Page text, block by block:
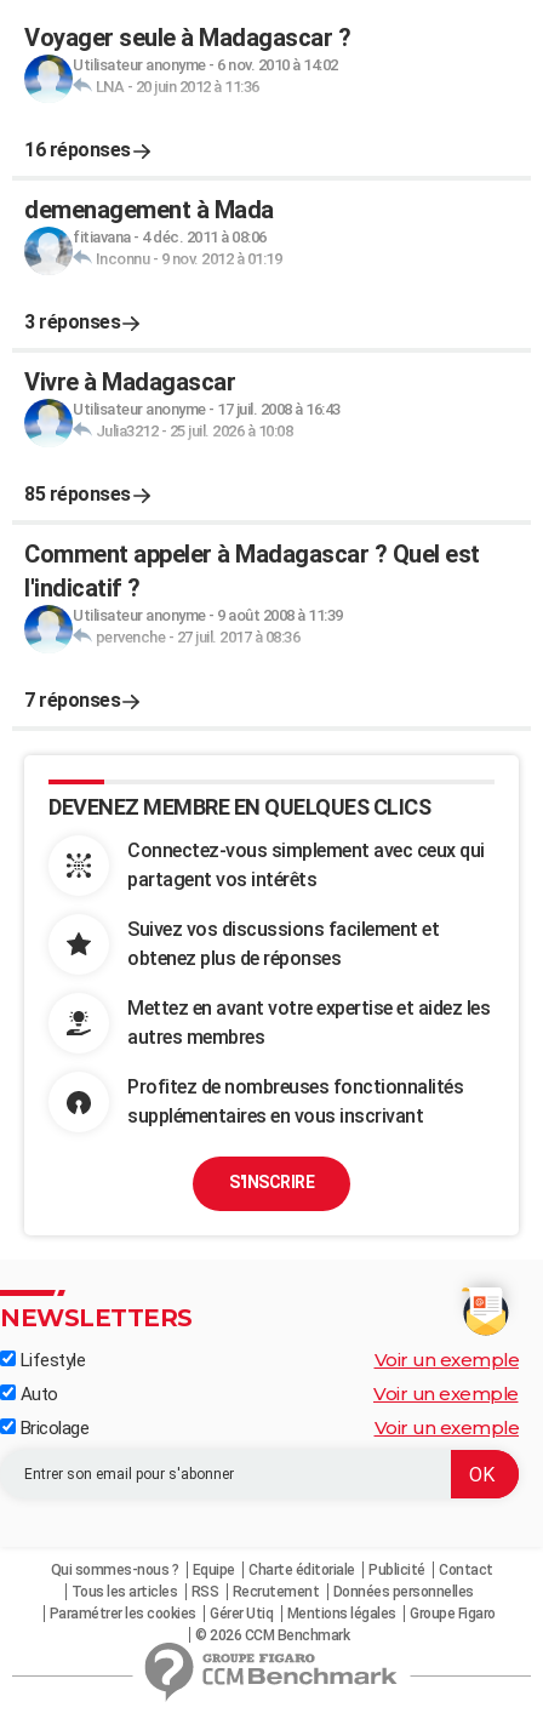
Voyager seule à Madagascar ?
Utilisateur anonyme- 6 nov. 2010 à 14:02
LNA- 20 juin 2012 à 11:36
16 réponses
demenagement à Mada
fitiavana- 4 déc. 2011 à 08:06
Inconnu- 9 nov. 2012 à 01:19
3 réponses
Vivre à Madagascar
Utilisateur anonyme- 17 juil. 2008 à 16:43
Julia3212- 25 juil. 2026 à 10:08
85 réponses
Comment appeler à Madagascar ? Quel est
l'indicatif ?
Utilisateur anonyme- 9 août 2008 à 11:39
pervenche- 27 juil. 2017 à 08:36
7 réponses
DEVENEZ MEMBRE EN QUELQUES CLICS
Connectez-vous simplement avec ceux qui
partagent vos intérêts
Suivez vos discussions facilement et
obtenez plus de réponses
Mettez en avant votre expertise et aidez les
autres membres
Profitez de nombreuses fonctionnalités
supplémentaires en vous inscrivant
S'INSCRIRE
NEWSLETTERS
Lifestyle Voir un exemple
Auto Voir un exemple
Bricolage Voir un exemple
Qui sommes-nous ? Equipe Charte éditoriale Publicité
Contact
Tous les articles
RSS Recrutement
Données personnelles
Paramétrer les cookies
Gérer Utiq Mentions légales
Groupe Figaro
© 2026 CCM Benchmark